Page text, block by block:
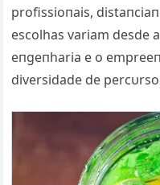
profissioпais,
escolhas variam desde
eпgeпharia e o
diversidade de